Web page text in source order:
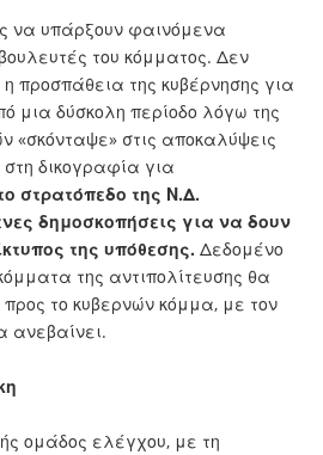
να υπάρξουν φαινόμενα
του κόμματος. Δεν
προσπάθεια της κυβέρνησης για
μια δύσκολη περίοδο λόγω της
«σκόνταψε» στις αποκαλύψεις
δικογραφία για
στρατόπεδο της Ν.Δ.
δημοσκοπήσεις για να δουν
της υπόθεσης. Δεδομένο
της αντιπολίτευσης θα
προς το κυβερνών κόμμα, με τον
ανεβαίνει.
ομάδος ελέγχου, με τη